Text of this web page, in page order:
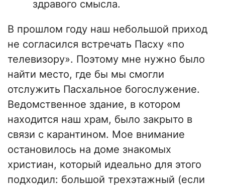
здравого смысла.
В прошлом году наш небольшой приход
не согласился встречать Пасху «по
телевизору». Поэтому мне нужно было
найти место, где бы мы смогли
отслужить Пасхальное богослужение.
Ведомственное здание, в котором
находится наш храм, было закрыто в
связи с карантином. Мое внимание
остановилось на доме знакомых
христиан, который идеально для этого
подходил: большой трехэтажный (если